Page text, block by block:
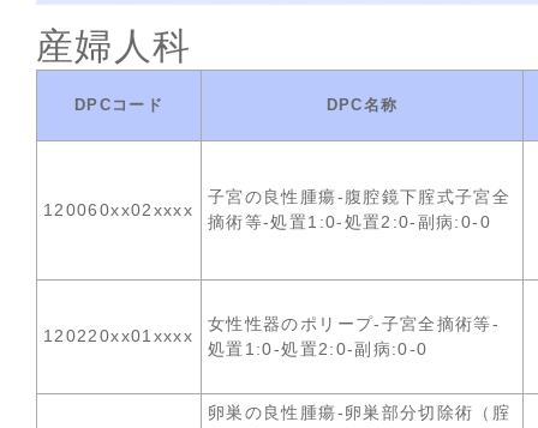
産婦人科
DPCコード DPC名称
120060xx02xxxx
子宮の良性腫瘍-腹腔鏡下腟式子宮全
摘術等-処置1:0-処置2:0-副病:0-0
120220xx01xxxx
女性性器のポリープ-子宮全摘術等-
処置1:0-処置2:0-副病:0-0
卵巣の良性腫瘍-卵巣部分切除術（腟